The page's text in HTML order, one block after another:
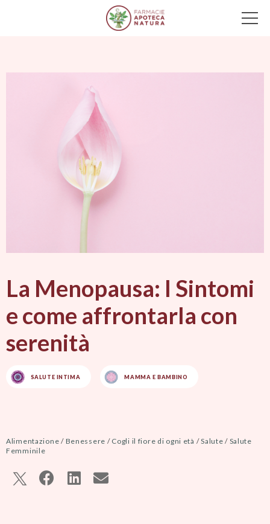
Main Navigation
La Menopausa: I Sintomi
e come affrontarla con
serenità
SALUTE INTIMA MAMMA E BAMBINO
Alimentazione / Benessere / Cogli il fiore di ogni età /Salute / Salute
Femminile